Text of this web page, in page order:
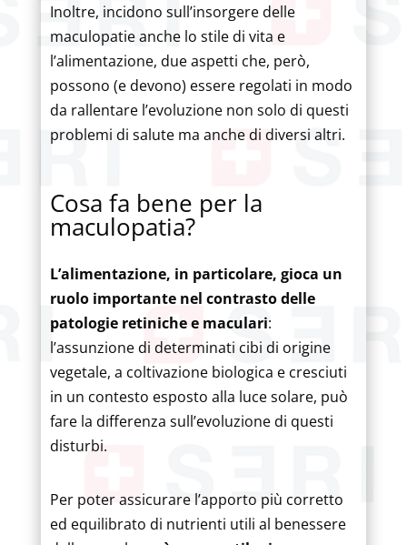
Inoltre, incidono sull’insorgere delle
maculopatie anche lo stile di vita e
l’alimentazione, due aspetti che, però,
possono (e devono) essere regolati in modo
da rallentare l’evoluzione non solo di questi
problemi di salute ma anche di diversi altri.
Cosa fa bene per la
maculopatia?
L’alimentazione, in particolare, gioca un
ruolo importante nel contrasto delle
patologie retiniche e maculari:
l’assunzione di determinati cibi di origine
vegetale, a coltivazione biologica e cresciuti
in un contesto esposto alla luce solare, può
fare la differenza sull’evoluzione di questi
disturbi.
Per poter assicurare l’apporto più corretto
ed equilibrato di nutrienti utili al benessere